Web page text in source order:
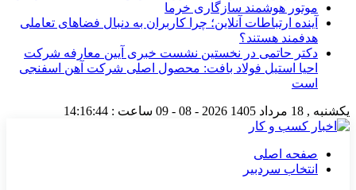
موتور هوشمند سازگاری خرما
آینده ارتباطات آنلاین؛ چرا کاربران به دنبال فضاهای تعاملی
هدفمند هستند؟
دکتر حاتمی در نخستین نشست خبری آیین معارفه شرکت
احیا استیل فولاد بافت: محصول اصلی شرکت آهن اسفنجی
است
یکشنبه , 18 مرداد 1405 2026 - 08 - 09 ساعت : 14:16:45
صفحه اصلی
انتخاب سردبیر